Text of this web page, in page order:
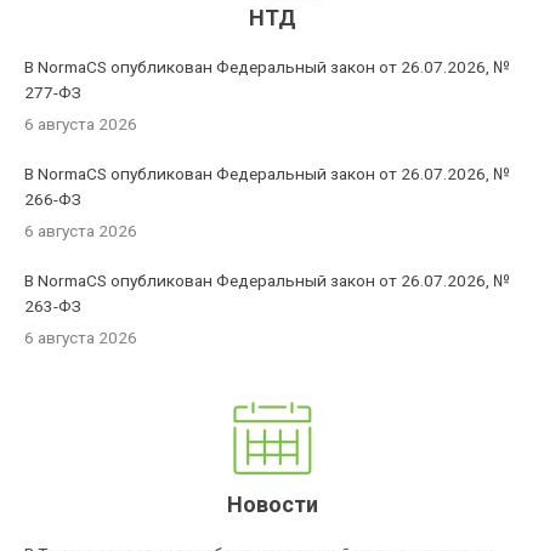
НТД
В NormaCS опубликован Федеральный закон от 26.07.2026, №
277-ФЗ
6 августа 2026
В NormaCS опубликован Федеральный закон от 26.07.2026, №
266-ФЗ
6 августа 2026
В NormaCS опубликован Федеральный закон от 26.07.2026, №
263-ФЗ
6 августа 2026
Новости